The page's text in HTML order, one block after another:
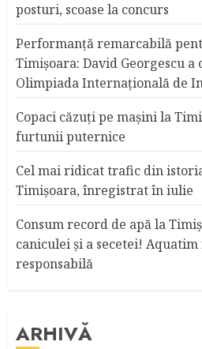
posturi, scoase la concurs
Performanță remarcabilă
Timișoara: David Georgescu
Olimpiada Internațională de
Copaci căzuţi pe maşini la
furtunii puternice
Cel mai ridicat trafic din
Timişoara, înregistrat în iulie
Consum record de apă la
caniculei şi a secetei!
responsabilă
ARHIVĂ